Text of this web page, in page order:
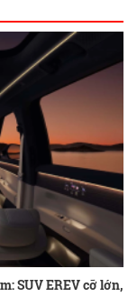
nghiệp phát triển.
SUV EREV cỡ lớn,